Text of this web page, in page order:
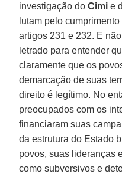
investigação doCimi e
lutam pelo
artigos 231 e 232. E
letrado para entender
claramente que os
demarcação de suas
direito é legítimo. No
preocupados com os
financiaram suas
da estrutura do Estado
povos, suas lideranças
como subversivos e